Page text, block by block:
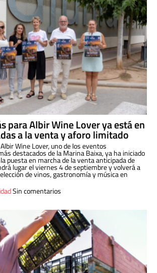
para Albir Wine Lover ya está en
a la venta y aforo limitado
Wine Lover, uno de los eventos
destacados de la Marina Baixa, ya ha iniciado
puesta en marcha de la venta anticipada de
lugar el viernes 4 de septiembre y volverá a
de vinos, gastronomía y música en
Sin comentarios